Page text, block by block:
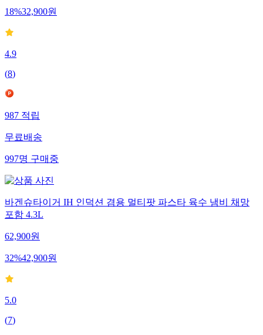
18%32,900원
4.9
(8)
987 적립
무료배송
997명 구매중
바겐슈타이거 IH 인덕션 겸용 멀티팟 파스타 육수 냄비 채망
포함 4.3L
62,900원
32%42,900원
5.0
(7)